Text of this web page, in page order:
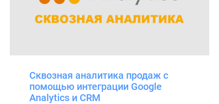
Сквозная аналитика продаж с
помощью интеграции Google
Аnalytics и CRM